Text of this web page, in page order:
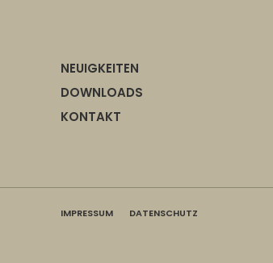
NEUIGKEITEN
DOWNLOADS
KONTAKT
IMPRESSUM DATENSCHUTZ